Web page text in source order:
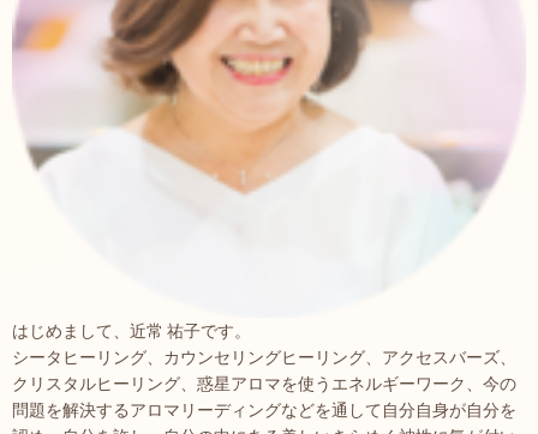
はじめまして、近常 祐子です。
シータヒーリング、カウンセリングヒーリング、アクセスバーズ、
クリスタルヒーリング、惑星アロマを使うエネルギーワーク、今の
問題を解決するアロマリーディングなどを通して自分自身が自分を